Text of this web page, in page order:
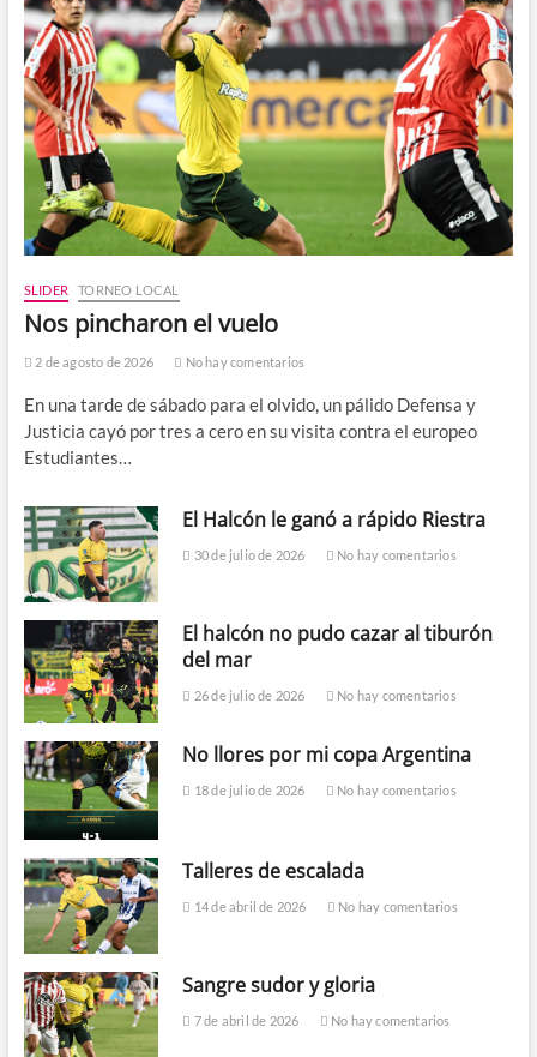
SLIDER TORNEO LOCAL
Nos pincharon el vuelo
2 de agosto de 2026 No hay comentarios
En una tarde de sábado para el olvido, un pálido Defensa y
Justicia cayó por tres a cero en su visita contra el europeo
Estudiantes…
El Halcón le ganó a rápido Riestra
30 de julio de 2026 No hay comentarios
El halcón no pudo cazar al tiburón
del mar
26 de julio de 2026 No hay comentarios
No llores por mi copa Argentina
18 de julio de 2026 No hay comentarios
Talleres de escalada
14 de abril de 2026 No hay comentarios
Sangre sudor y gloria
7 de abril de 2026 No hay comentarios